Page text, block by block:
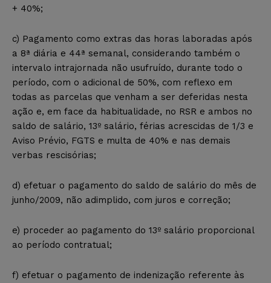
+ 40%;
c) Pagamento como extras das horas laboradas após
a 8ª diária e 44ª semanal, considerando também o
intervalo intrajornada não usufruído, durante todo o
período, com o adicional de 50%, com reflexo em
todas as parcelas que venham a ser deferidas nesta
ação e, em face da habitualidade, no RSR e ambos no
saldo de salário, 13º salário, férias acrescidas de 1/3 e
Aviso Prévio, FGTS e multa de 40% e nas demais
verbas rescisórias;
d) efetuar o pagamento do saldo de salário do mês de
junho/2009, não adimplido, com juros e correção;
e) proceder ao pagamento do 13º salário proporcional
ao período contratual;
f) efetuar o pagamento de indenização referente às